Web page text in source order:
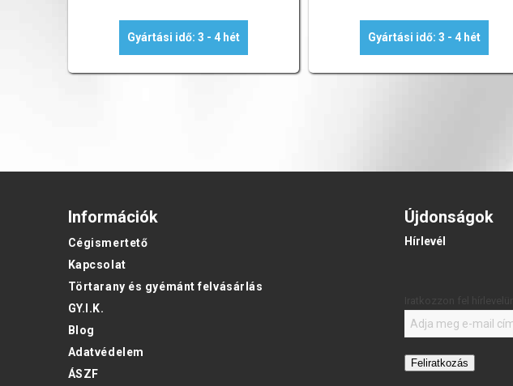
Gyártási idő: 3 - 4 hét Gyártási idő: 3 - 4 hét
Információk
Cégismertető
Kapcsolat
Törtarany és gyémánt felvásárlás
GY.I.K.
Blog
Adatvédelem
ÁSZF
Újdonságok
Hírlevél
Feliratkozás